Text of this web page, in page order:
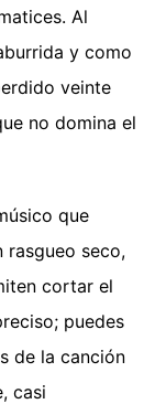
Al
y como
veinte
no domina el
que
rasgueo seco,
cortar el
puedes
de la canción
casi